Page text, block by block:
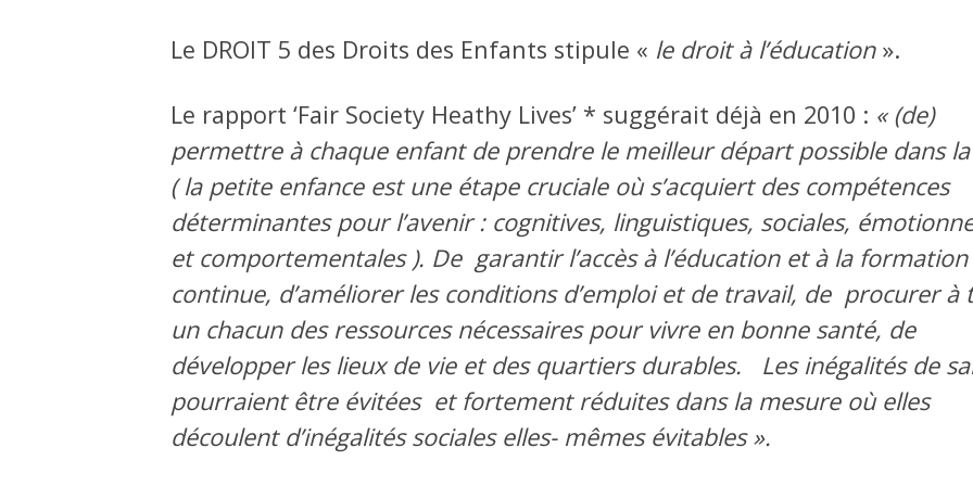
Le DROIT 5 des Droits des Enfants stipule « le droit à l’éducation».
Le rapport ‘Fair Society Heathy Lives’ * suggérait déjà en 2010 : « (de)
permettre à chaque enfant de prendre le meilleur départ possible dans
( la petite enfance est une étape cruciale où s’acquiert des compétences
déterminantes pour l’avenir : cognitives, linguistiques, sociales,
et comportementales ). De garantir l’accès à l’éducation et à la formation
continue, d’améliorer les conditions d’emploi et de travail, de procurer à
un chacun des ressources nécessaires pour vivre en bonne santé, de
développer les lieux de vie et des quartiers durables. Les inégalités de
pourraient être évitées et fortement réduites dans la mesure où elles
découlent d’inégalités sociales elles- mêmes évitables ».